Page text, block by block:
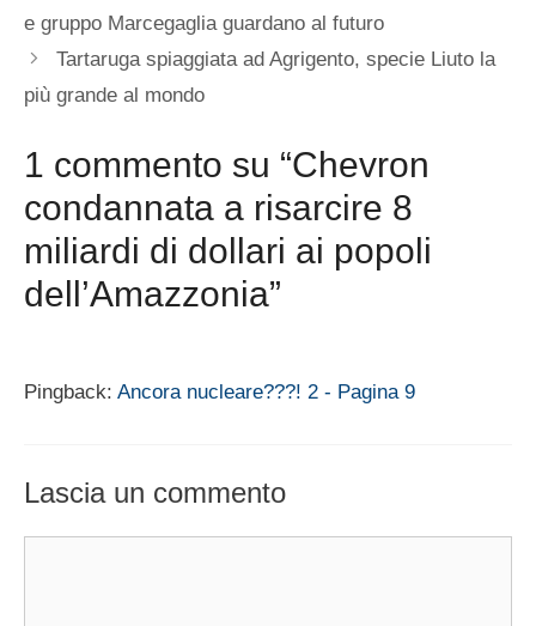
e gruppo Marcegaglia guardano al futuro
Tartaruga spiaggiata ad Agrigento, specie Liuto la
più grande al mondo
1 commento su “Chevron
condannata a risarcire 8
miliardi di dollari ai popoli
dell’Amazzonia”
Pingback: Ancora nucleare???! 2 - Pagina 9
Lascia un commento